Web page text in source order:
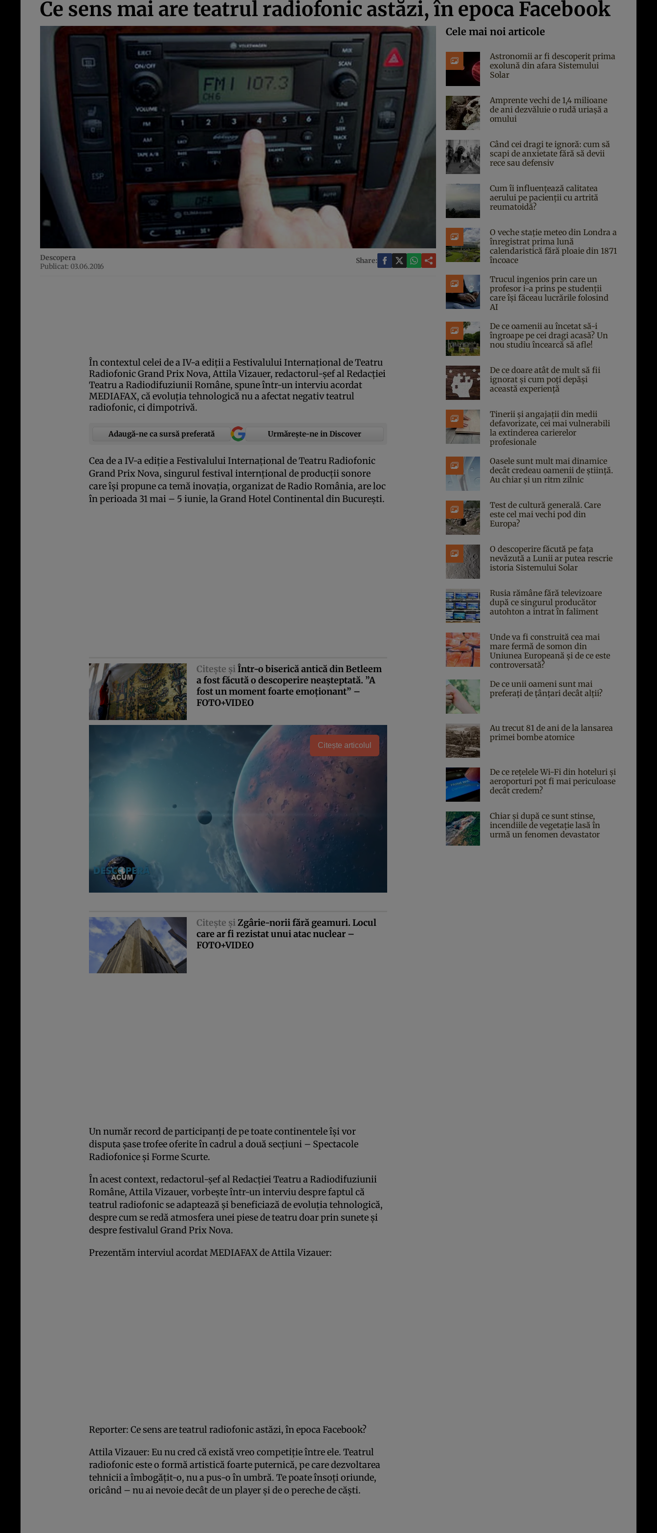
Ce sens mai are teatrul radiofonic astăzi, în epoca Facebook
Descopera
Publicat: 03.06.2016
Share:
În contextul celei de a IV-a ediţii a Festivalului Internaţional de Teatru
Radiofonic Grand Prix Nova, Attila Vizauer, redactorul-şef al Redacţiei
Teatru a Radiodifuziunii Române, spune într-un interviu acordat
MEDIAFAX, că evoluţia tehnologică nu a afectat negativ teatrul
radiofonic, ci dimpotrivă.
Adaugă-ne ca sursă preferată Urmărește-ne in Discover
Cea de a IV-a ediţie a Festivalului Internaţional de Teatru Radiofonic
Grand Prix Nova, singurul festival internţional de producţii sonore
care îşi propune ca temă inovaţia, organizat de Radio România, are loc
în perioada 31 mai – 5 iunie, la Grand Hotel Continental din Bucureşti.
Citeşte şiÎntr-o biserică antică din Betleem
a fost făcută o descoperire neaşteptată. ”A
fost un moment foarte emoţionant” –
FOTO+VIDEO
Citește articolul
Citeşte şiZgârie-norii fără geamuri. Locul
care ar fi rezistat unui atac nuclear –
FOTO+VIDEO
Un număr record de participanţi de pe toate continentele îşi vor
disputa şase trofee oferite în cadrul a două secţiuni – Spectacole
Radiofonice şi Forme Scurte.
În acest context, redactorul-şef al Redacţiei Teatru a Radiodifuziunii
Române, Attila Vizauer, vorbeşte într-un interviu despre faptul că
teatrul radiofonic se adaptează şi beneficiază de evoluţia tehnologică,
despre cum se redă atmosfera unei piese de teatru doar prin sunete şi
despre festivalul Grand Prix Nova.
Prezentăm interviul acordat MEDIAFAX de Attila Vizauer:
Reporter: Ce sens are teatrul radiofonic astăzi, în epoca Facebook?
Attila Vizauer: Eu nu cred că există vreo competiţie între ele. Teatrul
radiofonic este o formă artistică foarte puternică, pe care dezvoltarea
tehnicii a îmbogăţit-o, nu a pus-o în umbră. Te poate însoţi oriunde,
oricând – nu ai nevoie decât de un player şi de o pereche de căşti.
Cele mai noi articole
Astronomii ar fi descoperit prima
exolună din afara Sistemului
Solar
Amprente vechi de 1,4 milioane
de ani dezvăluie o rudă uriașă a
omului
Când cei dragi te ignoră: cum să
scapi de anxietate fără să devii
rece sau defensiv
Cum îi influențează calitatea
aerului pe pacienții cu artrită
reumatoidă?
O veche stație meteo din Londra a
înregistrat prima lună
calendaristică fără ploaie din 1871
încoace
Trucul ingenios prin care un
profesor i-a prins pe studenții
care își făceau lucrările folosind
AI
De ce oamenii au încetat să-i
îngroape pe cei dragi acasă? Un
nou studiu încearcă să afle!
De ce doare atât de mult să fii
ignorat și cum poți depăși
această experiență
Tinerii și angajații din medii
defavorizate, cei mai vulnerabili
la extinderea carierelor
profesionale
Oasele sunt mult mai dinamice
decât credeau oamenii de știință.
Au chiar și un ritm zilnic
Test de cultură generală. Care
este cel mai vechi pod din
Europa?
O descoperire făcută pe fața
nevăzută a Lunii ar putea rescrie
istoria Sistemului Solar
Rusia rămâne fără televizoare
după ce singurul producător
autohton a intrat în faliment
Unde va fi construită cea mai
mare fermă de somon din
Uniunea Europeană și de ce este
controversată?
De ce unii oameni sunt mai
preferați de țânțari decât alții?
Au trecut 81 de ani de la lansarea
primei bombe atomice
De ce rețelele Wi-Fi din hoteluri și
aeroporturi pot fi mai periculoase
decât credem?
Chiar și după ce sunt stinse,
incendiile de vegetație lasă în
urmă un fenomen devastator